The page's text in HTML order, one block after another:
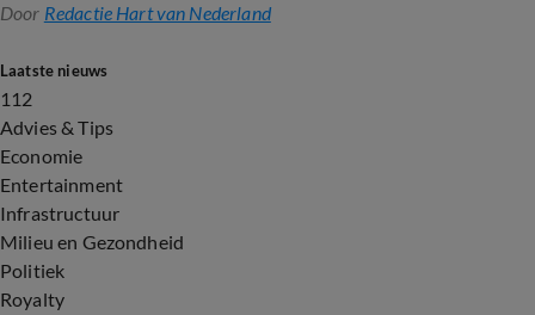
Door Redactie Hart van Nederland
Laatste nieuws
112
Advies & Tips
Economie
Entertainment
Infrastructuur
Milieu en Gezondheid
Politiek
Royalty